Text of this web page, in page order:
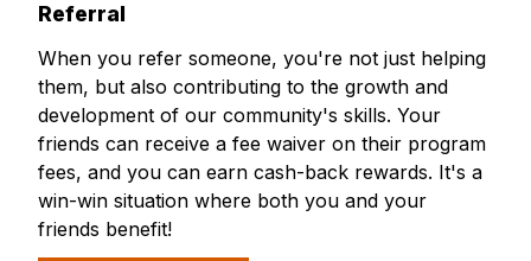
Referral
When you refer someone, you're not just helping
them, but also contributing to the growth and
development of our community's skills. Your
friends can receive a fee waiver on their program
fees, and you can earn cash-back rewards. It's a
win-win situation where both you and your
friends benefit!